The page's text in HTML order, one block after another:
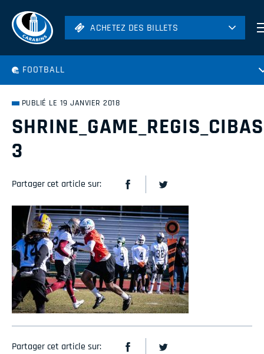
ACHETEZ DES BILLETS
Volleyball
ACHETEZ DES BILLETS
FOOTBALL
PUBLIÉ LE 19 JANVIER 2018
3
Partager cet article sur:
Partager cet article sur: